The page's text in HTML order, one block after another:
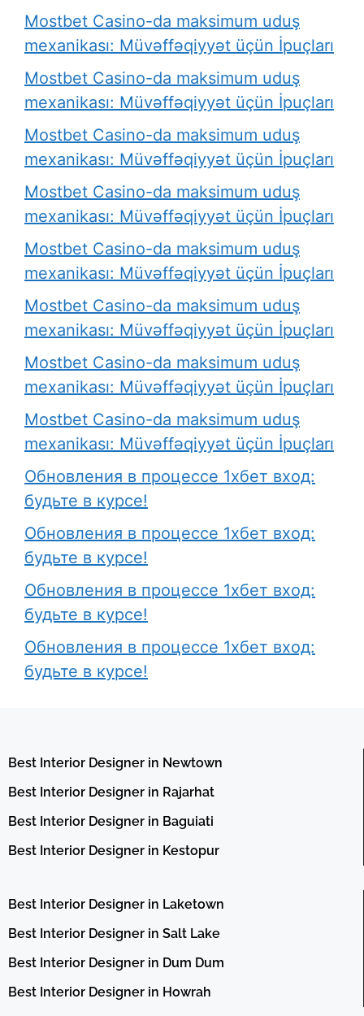
Mostbet Casino-da maksimum uduş
mexanikası: Müvəffəqiyyət üçün İpuçları
Mostbet Casino-da maksimum uduş
mexanikası: Müvəffəqiyyət üçün İpuçları
Mostbet Casino-da maksimum uduş
mexanikası: Müvəffəqiyyət üçün İpuçları
Mostbet Casino-da maksimum uduş
mexanikası: Müvəffəqiyyət üçün İpuçları
Mostbet Casino-da maksimum uduş
mexanikası: Müvəffəqiyyət üçün İpuçları
Mostbet Casino-da maksimum uduş
mexanikası: Müvəffəqiyyət üçün İpuçları
Mostbet Casino-da maksimum uduş
mexanikası: Müvəffəqiyyət üçün İpuçları
Mostbet Casino-da maksimum uduş
mexanikası: Müvəffəqiyyət üçün İpuçları
Обновления в процессе 1хбет вход:
будьте в курсе!
Обновления в процессе 1хбет вход:
будьте в курсе!
Обновления в процессе 1хбет вход:
будьте в курсе!
Обновления в процессе 1хбет вход:
будьте в курсе!
Best Interior Designer in Newtown
Best Interior Designer in Rajarhat
Best Interior Designer in Baguiati
Best Interior Designer in Kestopur
Best Interior Designer in Laketown
Best Interior Designer in Salt Lake
Best Interior Designer in Dum Dum
Best Interior Designer in Howrah